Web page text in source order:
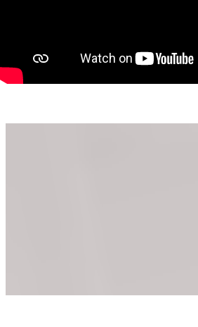
spațiu pentru viitor și pentru visurile
Terenul de 643 mp completează
dimineață la umbră sau de bucuria
CP3176503